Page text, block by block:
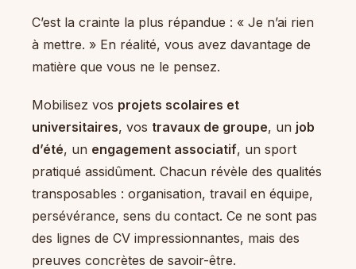
C’est la crainte la plus répandue : « Je n’ai rien
à mettre. » En réalité, vous avez davantage de
matière que vous ne le pensez.
Mobilisez vos projets scolaires et
universitaires, vos travaux de groupe, un job
d’été, un engagement associatif, un sport
pratiqué assidûment. Chacun révèle des qualités
transposables : organisation, travail en équipe,
persévérance, sens du contact. Ce ne sont pas
des lignes de CV impressionnantes, mais des
preuves concrètes de savoir-être.